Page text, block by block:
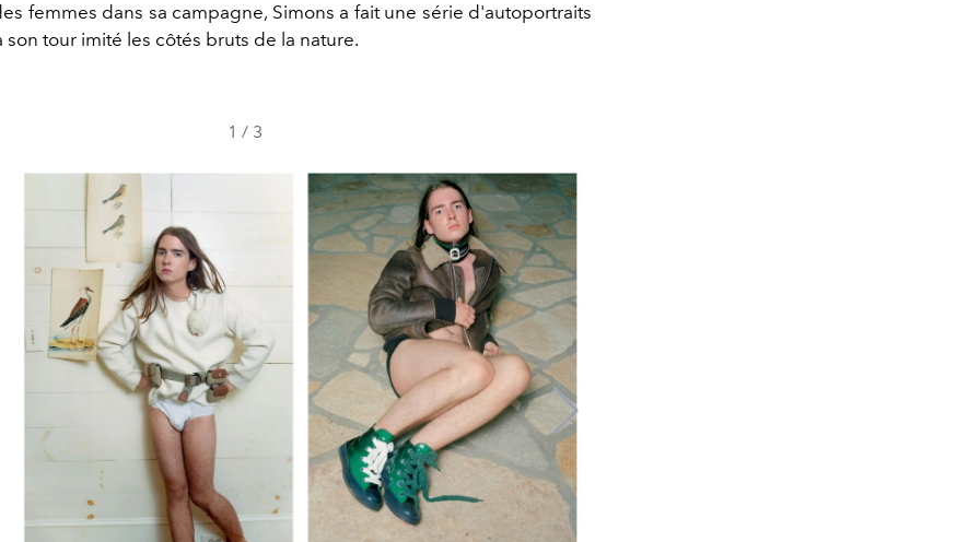
femmes dans sa campagne, Simons a fait une série d'autoportraits
son tour imité les côtés bruts de la nature.
1 / 3